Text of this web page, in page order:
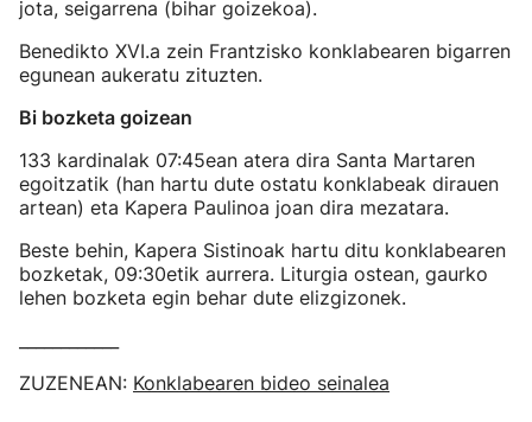
jota, seigarrena (bihar goizekoa).
Benedikto XVI.a zein Frantzisko konklabearen bigarren
egunean aukeratu zituzten.
Bi bozketa goizean
133 kardinalak 07:45ean atera dira Santa Martaren
egoitzatik (han hartu dute ostatu konklabeak dirauen
artean) eta Kapera Paulinoa joan dira mezatara.
Beste behin, Kapera Sistinoak hartu ditu konklabearen
bozketak, 09:30etik aurrera. Liturgia ostean, gaurko
lehen bozketa egin behar dute elizgizonek.
ZUZENEAN: Konklabearen bideo seinalea